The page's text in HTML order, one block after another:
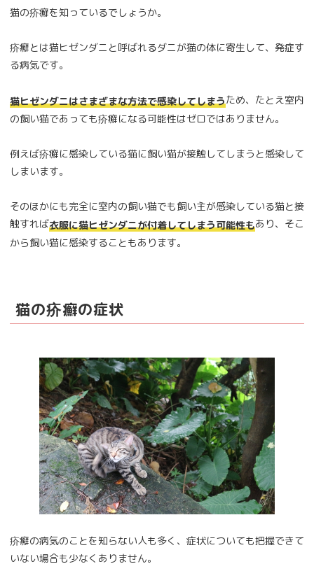
猫の疥癬を知っているでしょうか。
疥癬とは猫ヒゼンダニと呼ばれるダニが猫の体に寄生して、発症す
る病気です。
猫ヒゼンダニはさまざまな方法で感染してしまうため、たとえ室内
の飼い猫であっても疥癬になる可能性はゼロではありません。
例えば疥癬に感染している猫に飼い猫が接触してしまうと感染して
しまいます。
そのほかにも完全に室内の飼い猫でも飼い主が感染している猫と接
触すれば衣服に猫ヒゼンダニが付着してしまう可能性もあり、そこ
から飼い猫に感染することもあります。
猫の疥癬の症状
疥癬の病気のことを知らない人も多く、症状についても把握できて
いない場合も少なくありません。